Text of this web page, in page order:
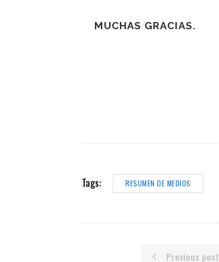
MUCHAS GRACIAS.
Tags: RESUMEN DE MEDIOS
Previous post